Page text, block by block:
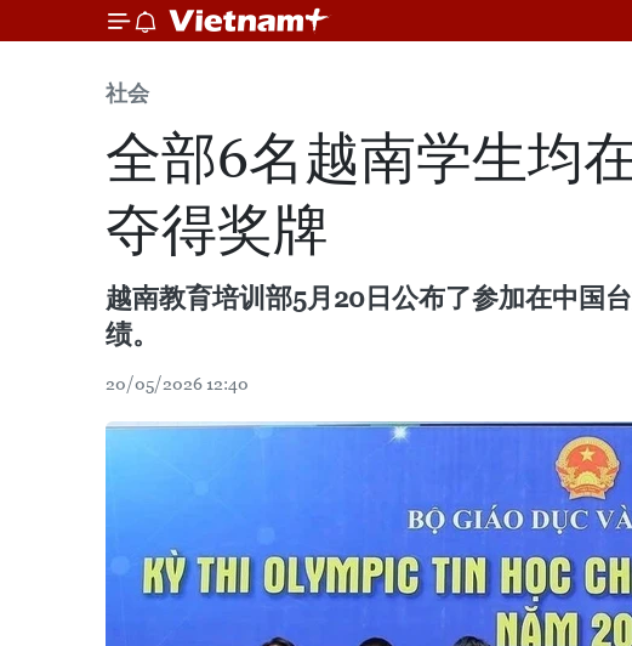
社会
全部6名越南学生均
夺得奖牌
越南教育培训部5月20日公布了参加在中国
绩。
20/05/2026 12:40